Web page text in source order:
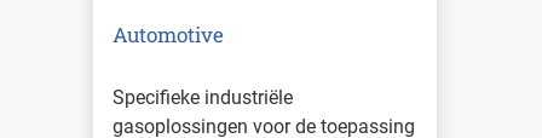
Automotive
Specifieke industriële
gasoplossingen voor de toepassing